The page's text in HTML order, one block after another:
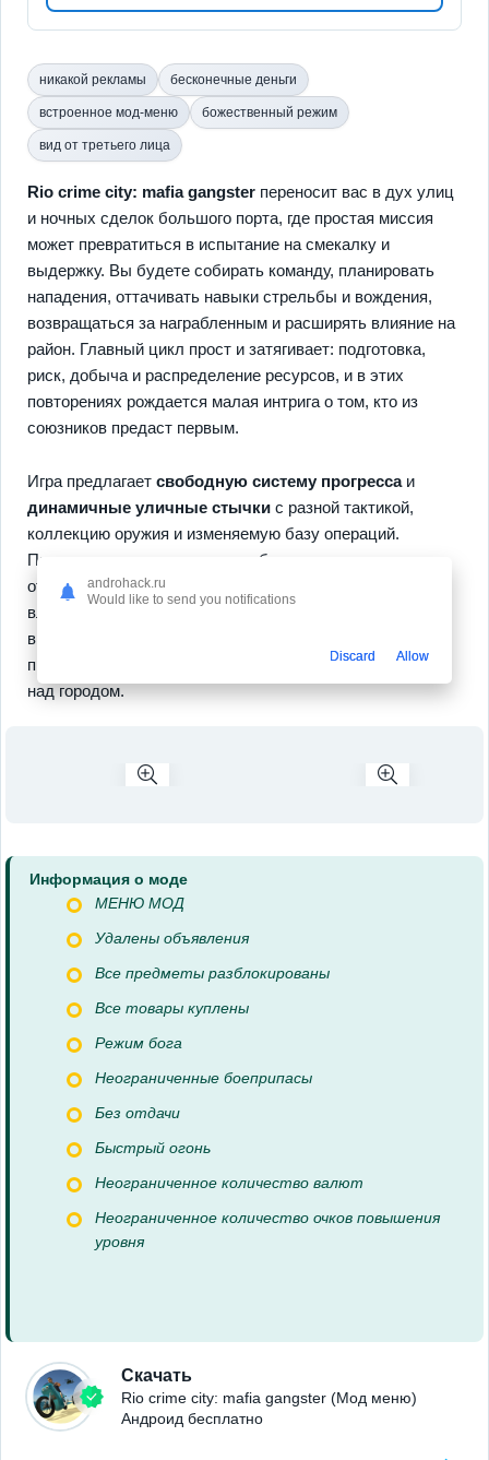
никакой рекламы бесконечные деньги
встроенное мод-меню божественный режим
вид от третьего лица
Rio crime city: mafia gangster переносит вас в дух улиц
и ночных сделок большого порта, где простая миссия
может превратиться в испытание на смекалку и
выдержку. Вы будете собирать команду, планировать
нападения, оттачивать навыки стрельбы и вождения,
возвращаться за награбленным и расширять влияние на
район. Главный цикл прост и затягивает: подготовка,
риск, добыча и распределение ресурсов, и в этих
повторениях рождается малая интрига о том, кто из
союзников предаст первым.
Игра предлагает свободную систему прогрессаи
динамичные уличные стычки с разной тактикой,
коллекцию оружия и изменяемую базу операций.
Прокачка приносит ощутимые бонусы, новые миссии
открывают полезные возможности, а правильные
вложения в команду меняют ход событий. В процессе
вы чувствуете, как растет власть персонажа,
принимаются важные решения и укрепляется контроль
над городом.
Информация о моде
МЕНЮ МОД
Удалены объявления
Все предметы разблокированы
Все товары куплены
Режим бога
Неограниченные боеприпасы
Без отдачи
Быстрый огонь
Неограниченное количество валют
Неограниченное количество очков повышения
уровня
Скачать
Rio crime city: mafia gangster (Мод меню)
Андроид бесплатно
androhack.ru
Would like to send you notifications
Discard Allow